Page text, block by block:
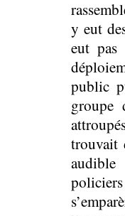
y eut
eut pas
public
groupe
trouvait